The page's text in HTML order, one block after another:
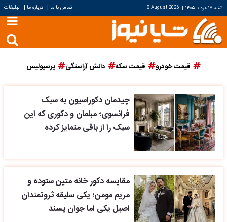
شنبه ۱۷ مرداد ۱۴۰۵ |
8 August 2026 تماس با ما | درباره ما | تبلیغات
قیمت خودرو قیمت سکه دانش آراستگی پرسپولیس
چیدمان دکوراسیون به سبک
فرانسوی؛ مبلمان و دکوری که این
سبک را از باقی متمایز کرده
مقایسه دکور خانه متین ستوده و
مریم مومن؛ یکی سلیقه ثروتمندان
اصیل یکی اما جوان پسند